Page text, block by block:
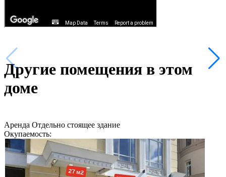
Другие помещения в этом
доме
Аренда Отдельно стоящее здание
Окупаемость: